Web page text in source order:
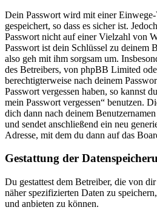
Dein Passwort wird mit einer
gespeichert, so dass es sicher ist.
Passwort nicht auf einer Vielzahl von
Passwort ist dein Schlüssel zu deinem
also geh mit ihm sorgsam um.
des Betreibers, von phpBB Limited
berechtigterweise nach deinem
Passwort vergessen haben, so kannst
mein Passwort vergessen“ benutzen.
dich dann nach deinem
und sendet anschließend ein neu
Adresse, mit dem du dann auf das
Gestattung der
Du gestattest dem Betreiber, die von
näher spezifizierten Daten zu
und anbieten zu können.